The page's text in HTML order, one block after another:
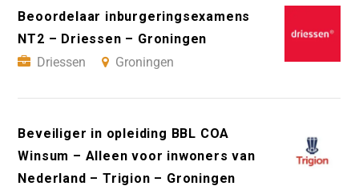
Beoordelaar inburgeringsexamens
NT2 – Driessen – Groningen
Driessen
Groningen
Beveiliger in opleiding BBL COA
Winsum – Alleen voor inwoners van
Nederland – Trigion – Groningen